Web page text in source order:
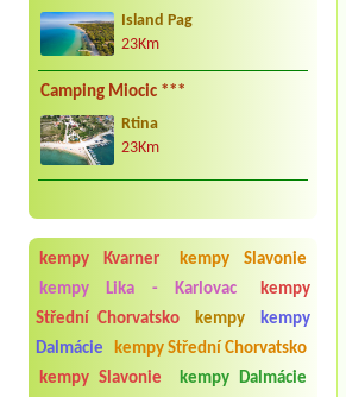
Island Pag
23Km
Camping Miocic ***
Rtina
23Km
kempy Kvarner
kempy Slavonie
kempy Lika - Karlovac
kempy
Střední Chorvatsko
kempy
kempy
Dalmácie
kempy Střední Chorvatsko
kempy Slavonie
kempy Dalmácie